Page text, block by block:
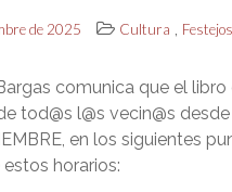
de 2025 Cultura , Festejos
comunica que el libro
tod@s l@s vecin@s
en los siguientes
horarios: